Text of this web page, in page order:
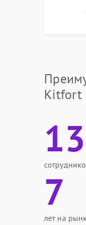
Kitfort
13
7
лет на